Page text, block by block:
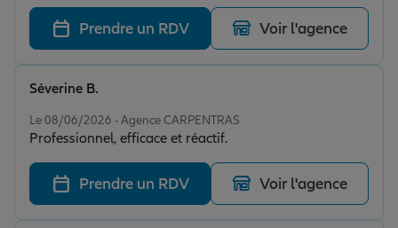
Retraite
Tous nos devis d'assurance
Prendre un RDV Voir l'agence
Le 08/06/2026 - Agence CARPENTRAS
Professionnel, efficace et réactif.
Séverine B.
Prendre un RDV Voir l'agence